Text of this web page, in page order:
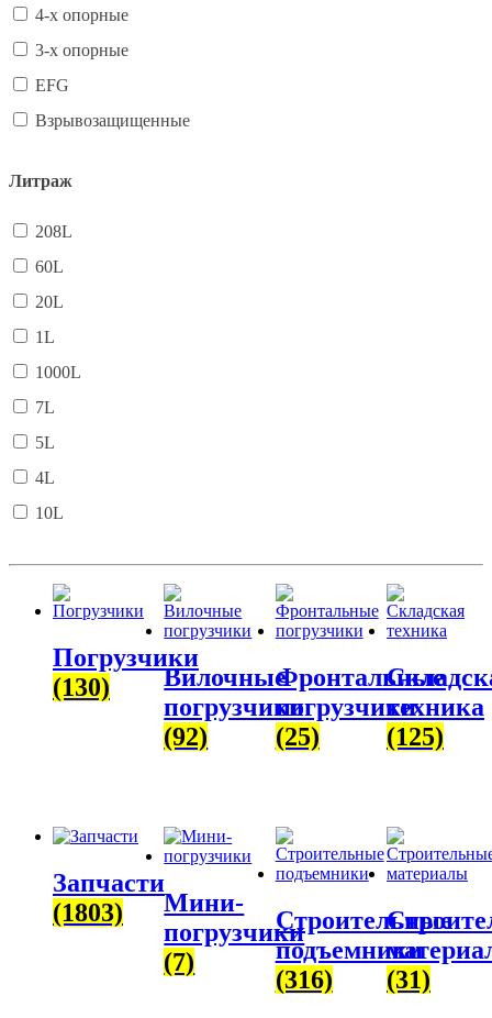
4-х опорные
3-х опорные
EFG
Взрывозащищенные
Литраж
208L
60L
20L
1L
1000L
7L
5L
4L
10L
Погрузчики
(130)
Вилочные
погрузчики
(92)
Фронтальные
погрузчики
(25)
техника
(125)
Запчасти
(1803)
Мини-
погрузчики
(7)
Строительные
подъемники
(316)
(31)